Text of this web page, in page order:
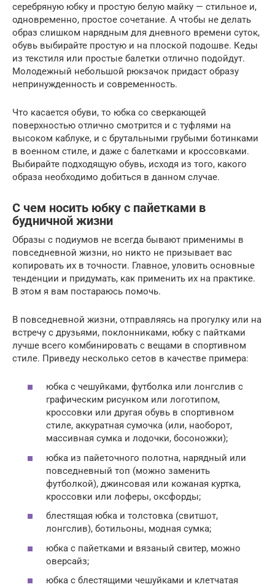
серебряную юбку и простую белую майку — стильное и,
одновременно, простое сочетание. А чтобы не делать
образ слишком нарядным для дневного времени суток,
обувь выбирайте простую и на плоской подошве. Кеды
из текстиля или простые балетки отлично подойдут.
Молодежный небольшой рюкзачок придаст образу
непринужденность и современность.
Что касается обуви, то юбка со сверкающей
поверхностью отлично смотрится и с туфлями на
высоком каблуке, и с брутальными грубыми ботинками
в военном стиле, и даже с балетками и кроссовками.
Выбирайте подходящую обувь, исходя из того, какого
образа необходимо добиться в данном случае.
С чем носить юбку с пайетками в
будничной жизни
Образы с подиумов не всегда бывают применимы в
повседневной жизни, но никто не призывает вас
копировать их в точности. Главное, уловить основные
тенденции и придумать, как применить их на практике.
В этом я вам постараюсь помочь.
В повседневной жизни, отправляясь на прогулку или на
встречу с друзьями, поклонниками, юбку с пайтками
лучше всего комбинировать с вещами в спортивном
стиле. Приведу несколько сетов в качестве примера:
юбка с чешуйками, футболка или лонгслив с
графическим рисунком или логотипом,
кроссовки или другая обувь в спортивном
стиле, аккуратная сумочка (или, наоборот,
массивная сумка и лодочки, босоножки);
юбка из пайеточного полотна, нарядный или
повседневный топ (можно заменить
футболкой), джинсовая или кожаная куртка,
кроссовки или лоферы, оксфорды;
блестящая юбка и толстовка (свитшот,
лонгслив), ботильоны, модная сумка;
юбка с пайетками и вязаный свитер, можно
оверсайз;
юбка с блестящими чешуйками и клетчатая